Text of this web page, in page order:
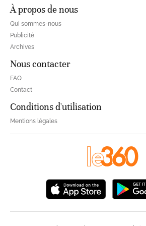
À propos de nous
Qui sommes-nous
Publicité
Archives
Nous contacter
FAQ
Contact
Conditions d'utilisation
Mentions légales